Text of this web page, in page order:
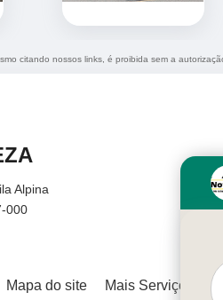
citando nossos links, é proibida sem a
Alpina
000
Mapa do site Mais Serviços